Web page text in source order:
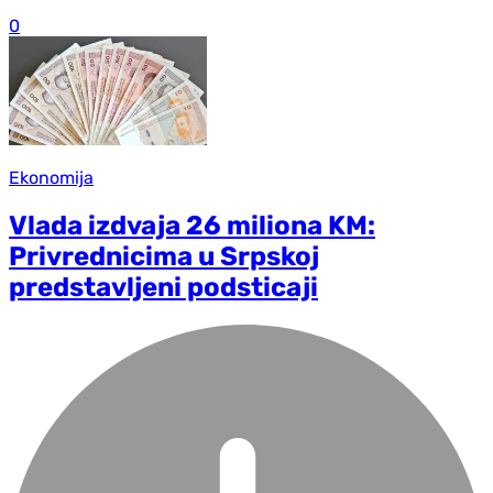
0
Ekonomija
Vlada izdvaja 26 miliona KM:
Privrednicima u Srpskoj
predstavljeni podsticaji